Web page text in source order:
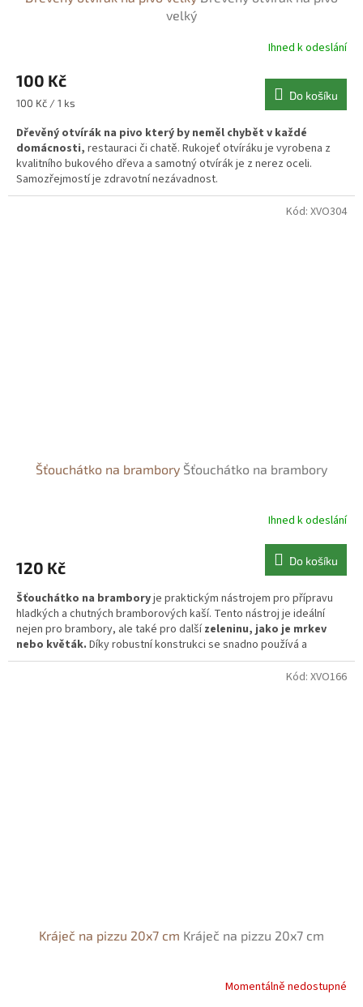
velký
Ihned k odeslání
100 Kč
Měrná
100 Kč / 1 ks
Do košíku
Dřevěný otvírák na pivo který by neměl chybět v každé
domácnosti, restauraci či chatě. Rukojeť otvíráku je vyrobena z
kvalitního bukového dřeva a samotný otvírák je z nerez oceli.
Samozřejmostí je zdravotní nezávadnost.
Šťouchátko na brambory Šťouchátko na brambory
Ihned k odeslání
120 Kč Do košíku
Šťouchátko na bramboryje praktickým nástrojem pro přípravu
hladkých a chutných bramborových kaší. Tento nástroj je ideální
nejen pro brambory, ale také pro dalšízeleninu, jako je mrkev
nebo květák. Díky robustní konstrukci se snadno používá a
umožňuje dosáhnoutdokonalé konzistence kaše.
Kód: XVO304
Kráječ na pizzu 20x7 cm Kráječ na pizzu 20x7 cm
Momentálně nedostupné
Kód: XVO166